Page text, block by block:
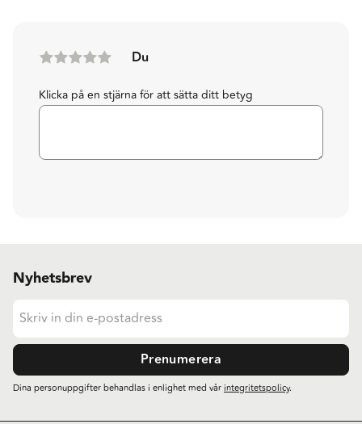
Du
Klicka på en stjärna för att sätta ditt betyg
Nyhetsbrev
Prenumerera
Dina personuppgifter behandlas i enlighet med vårintegritetspolicy.